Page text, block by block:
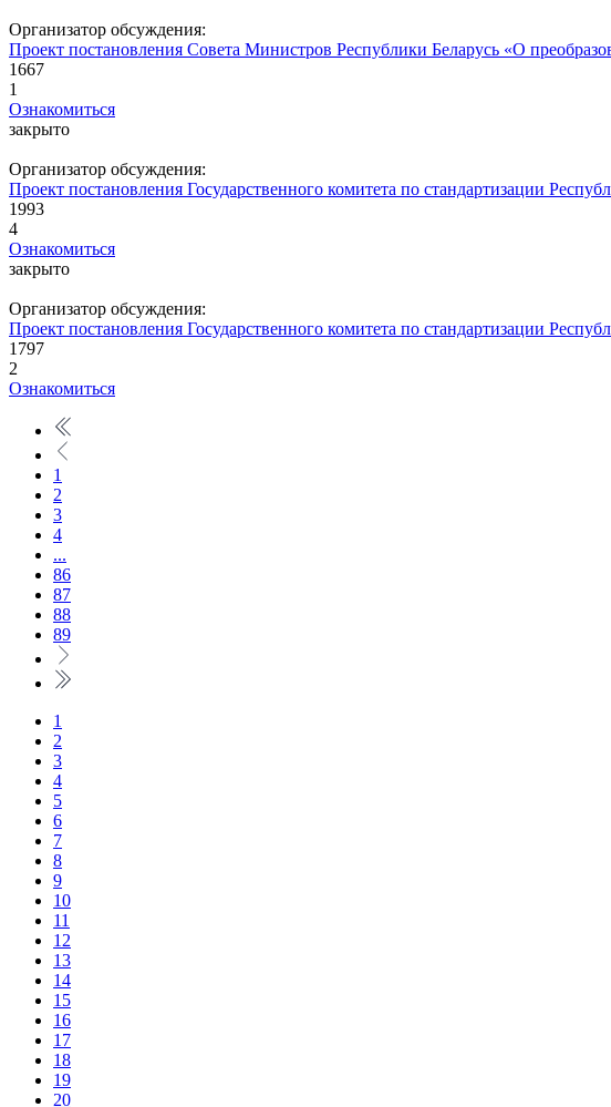
Организатор обсуждения:
Проект постановления Совета Министров Республики Беларусь «О
1667
1
Ознакомиться
закрыто
Организатор обсуждения:
Проект постановления Государственного комитета по стандартизации
1993
4
Ознакомиться
закрыто
Организатор обсуждения:
Проект постановления Государственного комитета по стандартизации
1797
2
Ознакомиться
1
2
3
4
...
86
87
88
89
1
2
3
4
5
6
7
8
9
10
11
12
13
14
15
16
17
18
19
20